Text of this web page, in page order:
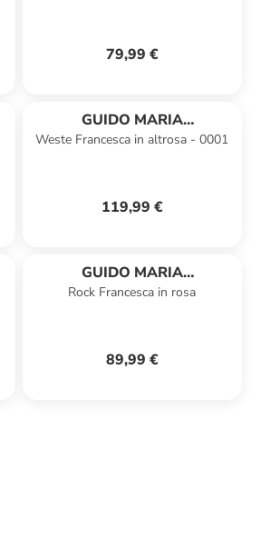
79,99 €
GUIDO MARIA
KRETSCHMER
Weste Francesca in altrosa - 0001
119,99 €
GUIDO MARIA
KRETSCHMER
Rock Francesca in rosa
89,99 €